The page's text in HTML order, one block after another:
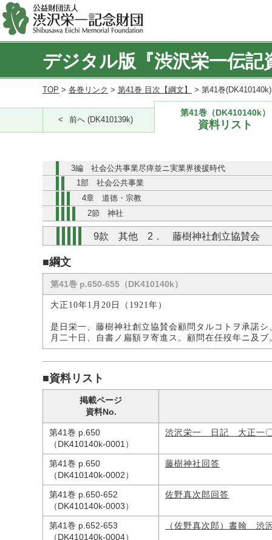
デジタル版『渋沢栄一伝記
TOP > 各巻リンク > 第41巻 目次【綱文】 > 第41巻
前へ (DK410139k)
第41巻（DK410140k）
資料リスト
3編 社会公共事業尽瘁並ニ実業界後援時代
1部 社会公共事業
4章 道徳・宗教
2節 神社
9款 其他 2． 藤樹神社創立協賛会
■綱文
第41巻 p.650-655（DK410140k）
大正10年1月20日（1921年）
是日栄一、藤樹神社創立協賛会顧問タルコトヲ承諾
月二十日、自書ノ扁額ヲ寄進ス。顧問在任歿年ニ及ブ
■資料リスト
掲載ページ
資料No.
第41巻 p.650
（DK410140k-0001）
渋沢栄一 日記 大正一
第41巻 p.650
（DK410140k-0002）
藤樹神社回答
第41巻 p.650-652
（DK410140k-0003）
佐野真次郎回答
第41巻 p.652-653
（DK410140k-0004）
（佐野真次郎）書翰 渋